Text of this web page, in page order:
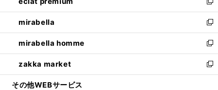
開
く
ド
ウ
で
開
く
ィ
ン
ド
ウ
で
開
く
い
ウ
ィ
ン
ド
ウ
で
開
新
し
い
ウ
ィ
ン
ド
ウ
mirabella
新
し
い
ウ
ィ
ン
mirabella homme
新
し
い
ウ
zakka market
新
し
その他WEBサービス